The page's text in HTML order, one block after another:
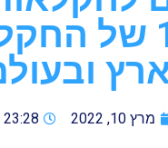
מס' 1 של
מרץ 10, 2022 23:28